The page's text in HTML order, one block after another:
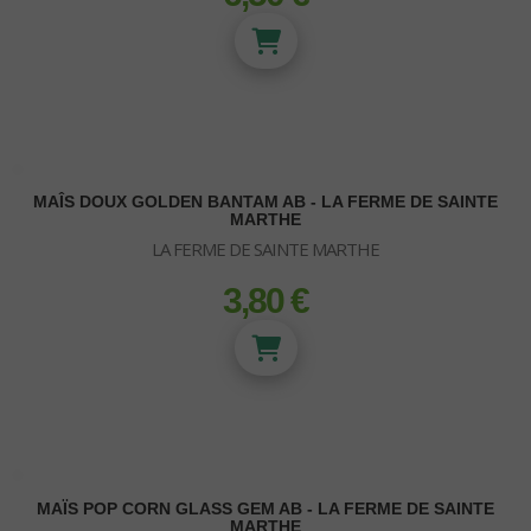
MAÎS DOUX GOLDEN BANTAM AB - LA FERME DE SAINTE
MARTHE
LA FERME DE SAINTE MARTHE
prix
3,80 €
MAÏS POP CORN GLASS GEM AB - LA FERME DE SAINTE
MARTHE